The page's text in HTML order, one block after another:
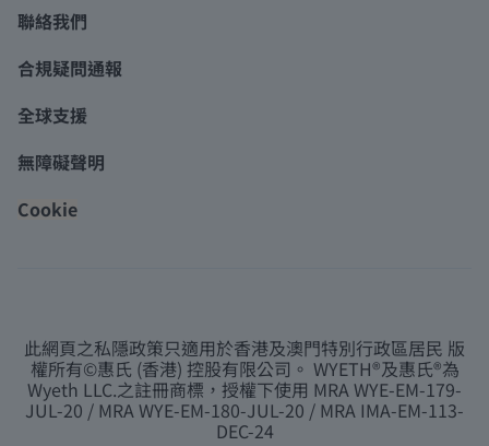
聯絡我們
合規疑問通報
全球支援
無障礙聲明
Cookie
此網頁之私隱政策只適用於香港及澳門特別行政區居民 版
權所有©惠氏 (香港) 控股有限公司。 WYETH®及惠氏®為
Wyeth LLC.之註冊商標，授權下使用 MRA WYE-EM-179-
JUL-20 / MRA WYE-EM-180-JUL-20 / MRA IMA-EM-113-
DEC-24